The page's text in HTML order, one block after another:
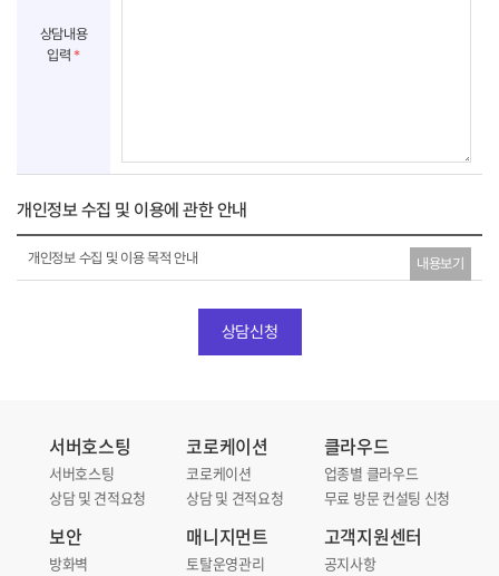
상담내용
입력*
개인정보 수집 및 이용에 관한 안내
개인정보 수집 및 이용 목적 안내 내용보기
상담신청
서버호스팅
서버호스팅
상담 및 견적요청
코로케이션
코로케이션
상담 및 견적요청
클라우드
업종별 클라우드
무료 방문 컨설팅 신청
보안
방화벽
매니지먼트
토탈운영관리
고객지원센터
공지사항